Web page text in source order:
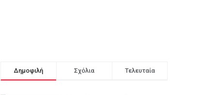
Δημοφιλή Σχόλια Τελευταία